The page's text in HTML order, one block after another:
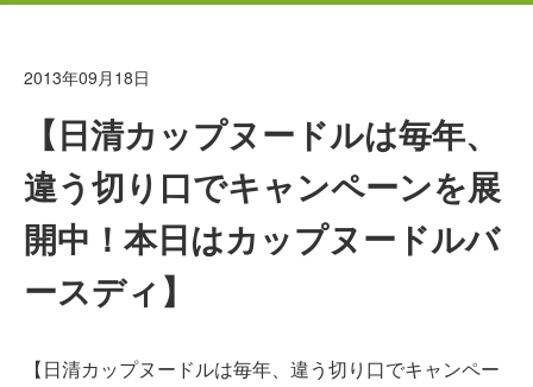
2013年09月18日
【日清カップヌードルは毎年、
違う切り口でキャンペーンを展
開中！本日はカップヌードルバ
ースディ】
【日清カップヌードルは毎年、違う切り口でキャンペー